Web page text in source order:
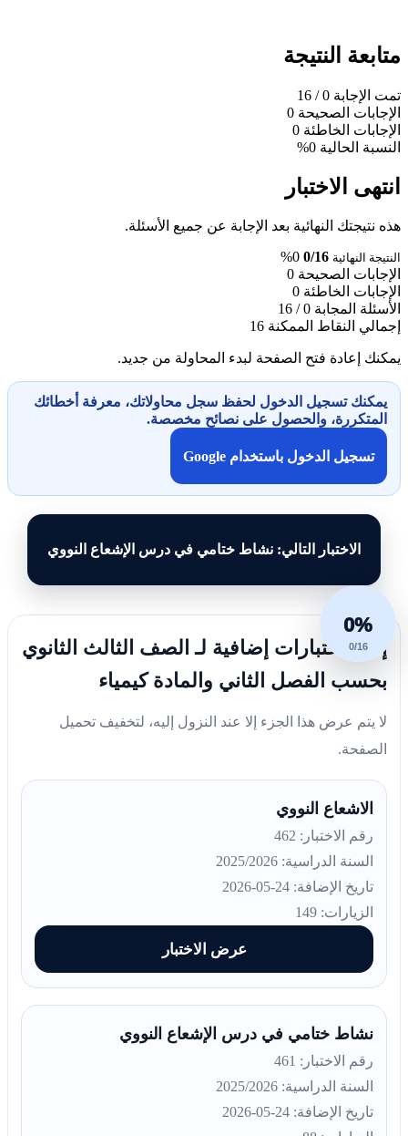
متابعة النتيجة
تمت الإجابة 0
/ 16
الإجابات الصحيحة 0
الإجابات الخاطئة 0
النسبة الحالية 0%
انتهى الاختبار
هذه نتيجتك النهائية بعد الإجابة عن جميع الأسئلة.
النتيجة النهائية 0/16
0%
الإجابات الصحيحة 0
الإجابات الخاطئة 0
الأسئلة المجابة 0 / 16
إجمالي النقاط الممكنة 16
يمكنك إعادة فتح الصفحة لبدء المحاولة من جديد.
يمكنك تسجيل الدخول لحفظ سجل محاولاتك، معرفة أخطائك
المتكررة، والحصول على نصائح مخصصة.
تسجيل الدخول باستخدام Google
الاختبار التالي: نشاط ختامي في درس الإشعاع النووي
0%
0/16
إليك اختبارات إضافية لـ الصف الثالث الثانوي
بحسب الفصل الثاني والمادة كيمياء
لا يتم عرض هذا الجزء إلا عند النزول إليه، لتخفيف تحميل
الصفحة.
الاشعاع النووي
رقم الاختبار: 462
السنة الدراسية: 2025/2026
تاريخ الإضافة: 24-05-2026
الزيارات: 149
عرض الاختبار
نشاط ختامي في درس الإشعاع النووي
رقم الاختبار: 461
السنة الدراسية: 2025/2026
تاريخ الإضافة: 24-05-2026